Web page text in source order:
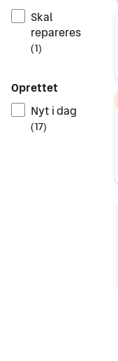
Skal
repareres
(1)
Oprettet
Nyt i dag
(17)